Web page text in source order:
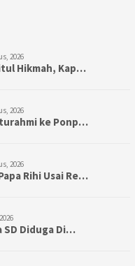
2026
Hikmah, Kap…
2026
ke Ponp…
2026
Rihi Usai Re…
SD Diduga Di…